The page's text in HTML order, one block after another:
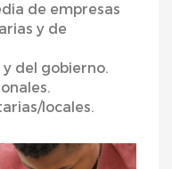
de empresas
y de
del gobierno.
locales.